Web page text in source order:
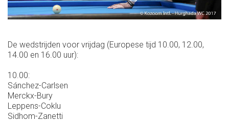
De wedstrijden voor vrijdag (Europese tijd 10.00, 12.00,
14.00 en 16.00 uur):
10.00:
Sánchez-Carlsen
Merckx-Bury
Leppens-Coklu
Sidhom-Zanetti